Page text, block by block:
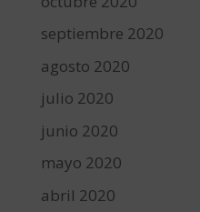
septiembre 2020
agosto 2020
julio 2020
junio 2020
mayo 2020
abril 2020